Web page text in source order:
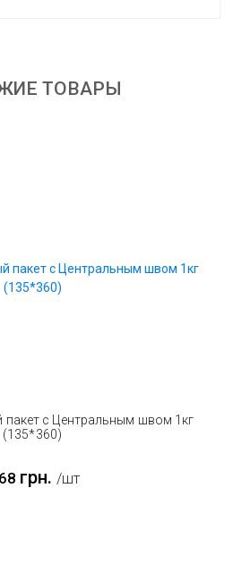
ТОВАРЫ
с Центральным швом 1кг
(135*360)
грн. /шт